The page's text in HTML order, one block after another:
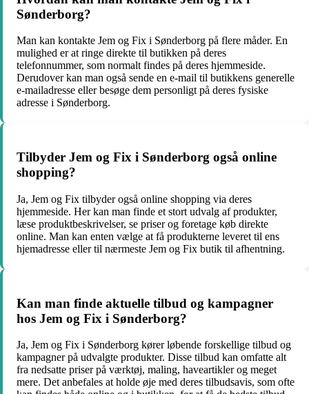
Sønderborg?
Man kan kontakte Jem og Fix i Sønderborg på flere måder. En
mulighed er at ringe direkte til butikken på deres
telefonnummer, som normalt findes på deres hjemmeside.
Derudover kan man også sende en e-mail til butikkens generelle
e-mailadresse eller besøge dem personligt på deres fysiske
adresse i Sønderborg.
Tilbyder Jem og Fix i Sønderborg også online
shopping?
Ja, Jem og Fix tilbyder også online shopping via deres
hjemmeside. Her kan man finde et stort udvalg af produkter,
læse produktbeskrivelser, se priser og foretage køb direkte
online. Man kan enten vælge at få produkterne leveret til ens
hjemadresse eller til nærmeste Jem og Fix butik til afhentning.
Kan man finde aktuelle tilbud og kampagner
hos Jem og Fix i Sønderborg?
Ja, Jem og Fix i Sønderborg kører løbende forskellige tilbud og
kampagner på udvalgte produkter. Disse tilbud kan omfatte alt
fra nedsatte priser på værktøj, maling, haveartikler og meget
mere. Det anbefales at holde øje med deres tilbudsavis, som ofte